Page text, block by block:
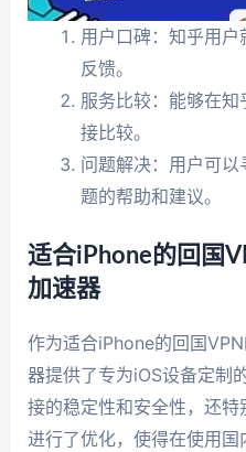
用户口碑：知乎用
反馈。
服务比较：能够在
接比较。
问题解决：用户可
题的帮助和建议。
适合iPhone的回国
加速器
作为适合iPhone的回国
器提供了专为iOS设备定制
接的稳定性和安全性，还
进行了优化，使得在使用